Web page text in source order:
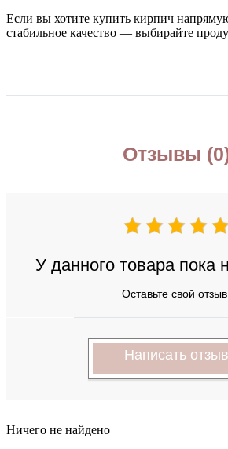
Если вы хотите купить кирпич
стабильное качество — выбирайте
Отзывы
У данного товара пока
Оставьте свой
Написать отзыв
Ничего не найдено